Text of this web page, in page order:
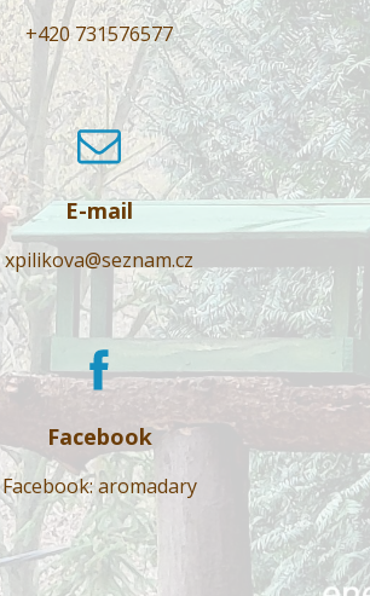
+420 731576577
E-mail
xpilikova@seznam.cz
Facebook
Facebook: aromadary